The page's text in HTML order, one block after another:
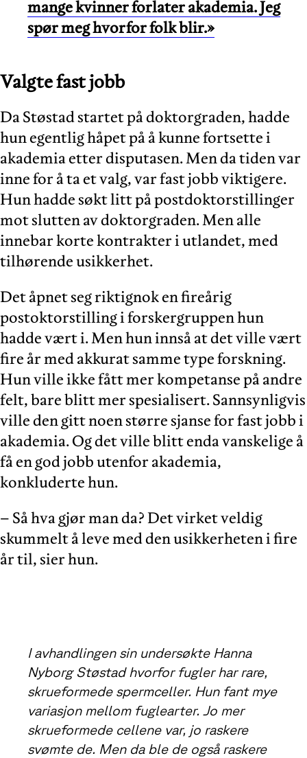
mange kvinner forlater akademia. Jeg
spør meg hvorfor folk blir.»
Valgte fast jobb
Da Støstad startet på doktorgraden, hadde
hun egentlig håpet på å kunne fortsette i
akademia etter disputasen. Men da tiden var
inne for å ta et valg, var fast jobb viktigere.
Hun hadde søkt litt på postdoktorstillinger
mot slutten av doktorgraden. Men alle
innebar korte kontrakter i utlandet, med
tilhørende usikkerhet.
Det åpnet seg riktignok en fireårig
postoktorstilling i forskergruppen hun
hadde vært i. Men hun innså at det ville vært
fire år med akkurat samme type forskning.
Hun ville ikke fått mer kompetanse på andre
felt, bare blitt mer spesialisert. Sannsynligvis
ville den gitt noen større sjanse for fast jobb i
akademia. Og det ville blitt enda vanskelige å
få en god jobb utenfor akademia,
konkluderte hun.
– Så hva gjør man da? Det virket veldig
skummelt å leve med den usikkerheten i fire
år til, sier hun.
I avhandlingen sin undersøkte Hanna
Nyborg Støstad hvorfor fugler har rare,
skrueformede spermceller. Hun fant mye
variasjon mellom fuglearter. Jo mer
skrueformede cellene var, jo raskere
svømte de. Men da ble de også raskere